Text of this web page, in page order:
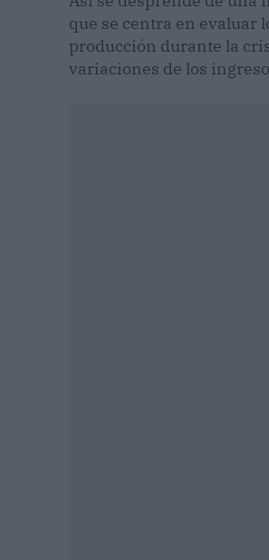
que se centra en evaluar
producción durante la
variaciones de los